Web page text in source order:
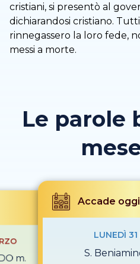
cristiani, si presentò al
dichiarandosi cristiano.
rinnegassero la loro fede,
messi a morte.
Le parole
m.
Accade oggi
LUNEDÌ
S.